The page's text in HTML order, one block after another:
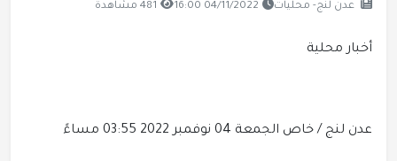
عدن لنج- محليات 04/11/2022 16:00 481 مشاهدة
أخبار محلية
عدن لنج / خاص الجمعة 04 نوفمبر 2022 03:55 مساءً